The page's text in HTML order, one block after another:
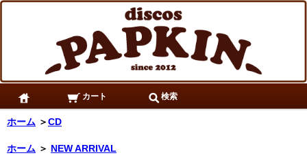
カート 検索
ホーム ＞CD
ホーム ＞ NEW ARRIVAL